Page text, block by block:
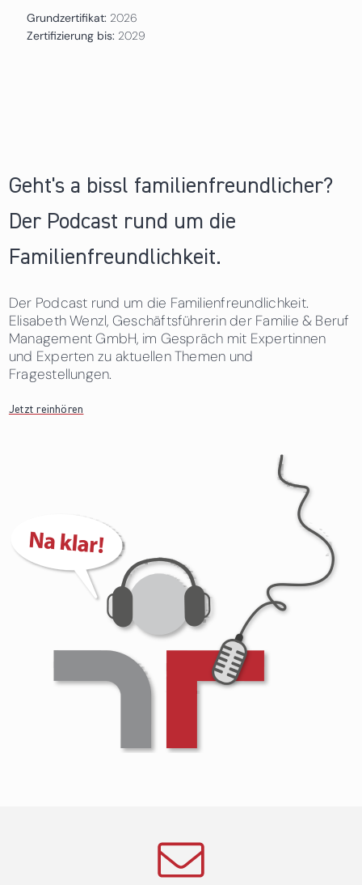
Grundzertifikat: 2026
Zertifizierung bis: 2029
Geht's a bissl familienfreundlicher?
Der Podcast rund um die
Familienfreundlichkeit.
Der Podcast rund um die Familienfreundlichkeit.
Elisabeth Wenzl, Geschäftsführerin der Familie & Beruf
Management GmbH, im Gespräch mit Expertinnen
und Experten zu aktuellen Themen und
Fragestellungen.
Jetzt reinhören